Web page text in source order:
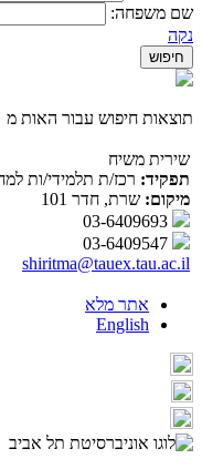
שם משפחה:
נקה
תוצאות חיפוש עבור האות מ
שירית משיח
תפקיד: רכז/ת תלמידי/ות
מיקום: שרת, חדר 101
shiritma@tauex.tau.ac.il
אתר מלא
English